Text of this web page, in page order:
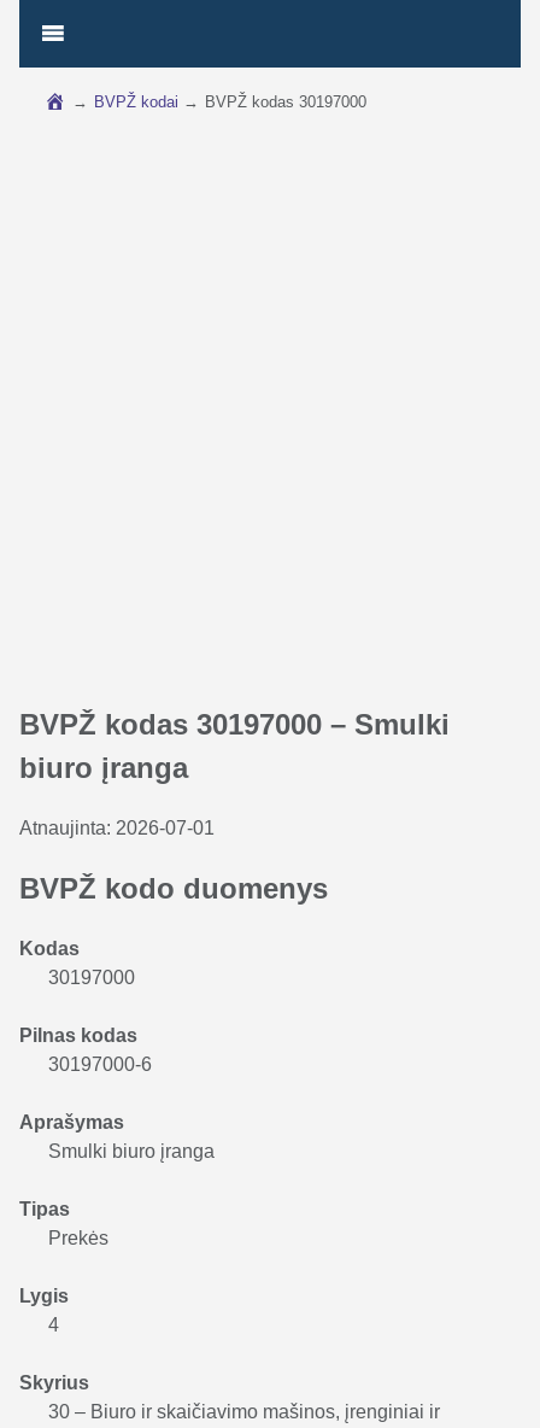
→ BVPŽ kodai → BVPŽ kodas 30197000
BVPŽ kodas 30197000 – Smulki
biuro įranga
Atnaujinta: 2026-07-01
BVPŽ kodo duomenys
Kodas
30197000
Pilnas kodas
30197000-6
Aprašymas
Smulki biuro įranga
Tipas
Prekės
Lygis
4
Skyrius
30 – Biuro ir skaičiavimo mašinos, įrenginiai ir